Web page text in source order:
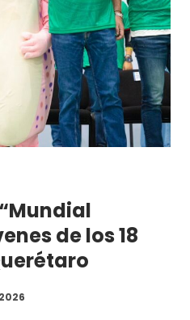
de los 18